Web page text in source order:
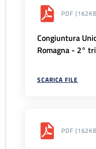
PDF
Congiuntura
Romagna - 2°
SCARICA FILE
PDF